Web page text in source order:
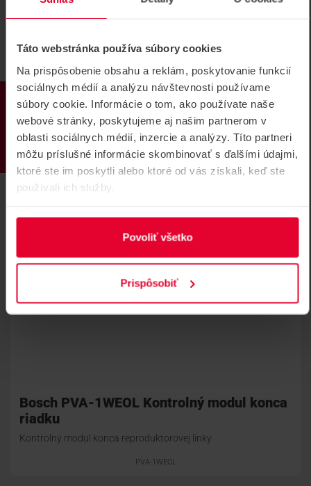
Táto webstránka používa súbory cookies
Na prispôsobenie obsahu a reklám, poskytovanie funkcií
sociálnych médií a analýzu návštevnosti používame
súbory cookie. Informácie o tom, ako používate naše
webové stránky, poskytujeme aj našim partnerom v
oblasti sociálnych médií, inzercie a analýzy. Títo partneri
môžu príslušné informácie skombinovať s ďalšími údajmi,
ktoré ste im poskytli alebo ktoré od vás získali, keď ste
používali ich služby.
Povoliť všetko
Prispôsobiť
PRODUKTY
SÚVISIACE
Bosch PVA-1WEOL Kontrolný modul konca
riadku
Kontrolný modul konca reproduktorovej linky
PVA-1WEOL